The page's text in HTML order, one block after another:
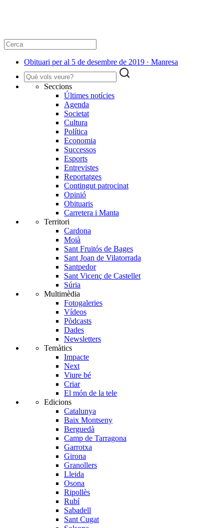
Obituari per al 5 de desembre de 2019 · Manresa
Seccions
Últimes notícies
Agenda
Societat
Cultura
Política
Economia
Successos
Esports
Entrevistes
Reportatges
Contingut patrocinat
Opinió
Obituaris
Carretera i Manta
Territori
Cardona
Moià
Sant Fruitós de Bages
Sant Joan de Vilatorrada
Santpedor
Sant Vicenç de Castellet
Súria
Multimèdia
Fotogaleries
Vídeos
Pòdcasts
Dades
Newsletters
Temàtics
Impacte
Next
Viure bé
Criar
El món de la tele
Edicions
Catalunya
Baix Montseny
Berguedà
Camp de Tarragona
Garrotxa
Girona
Granollers
Lleida
Osona
Ripollès
Rubí
Sabadell
Sant Cugat